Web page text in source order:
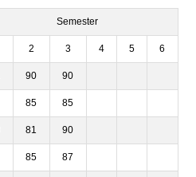
Semester
2 3 4 5 6
90 90
85 85
81 90
85 87